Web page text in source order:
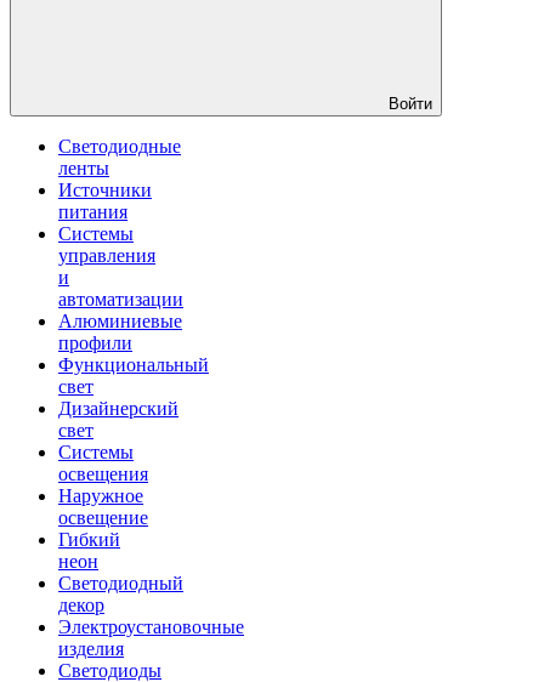
Войти
Светодиодные
ленты
Источники
питания
Системы
управления
и
автоматизации
Алюминиевые
профили
Функциональный
свет
Дизайнерский
свет
Системы
освещения
Наружное
освещение
Гибкий
неон
Светодиодный
декор
Электроустановочные
изделия
Светодиоды